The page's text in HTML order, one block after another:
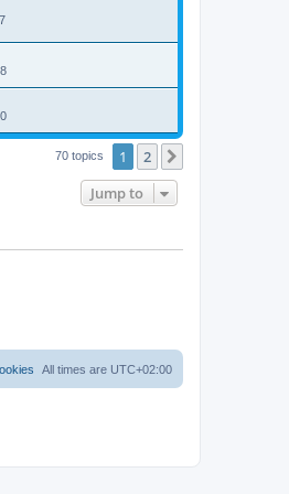
70 topics 1 2
Jump to
All times are UTC+02:00